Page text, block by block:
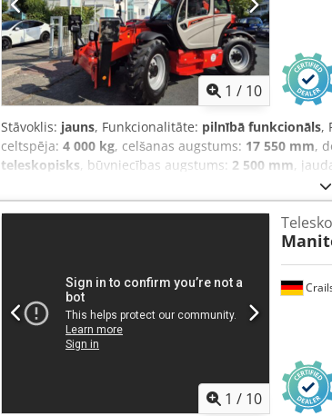
1 / 10
Stāvoklis: jauns, Funkcionalitāte: pilnībā funkcionāls,
celtspēja: 4 000 kg, celšanas augstums: 17 550 mm,
teleskopisks, būvniecības augstums: 2 500 mm,
6 270 mm,
mm, Teleskopiskais iekrāvējs, fiksēts Slodzes
Pārnesumkārba: hidrotansformators Ātruma klase:
Priekšējās riepas tips: pneimatiskās Priekšējās riepas
Aizmugurējās riepas tips: pneimatiskās Dcedpfx
Aizmugurējo riepu stāvoklis: 80–100 % 3. Vārsts,
ārspeguļi, rotējošs lukturis.
1 / 10